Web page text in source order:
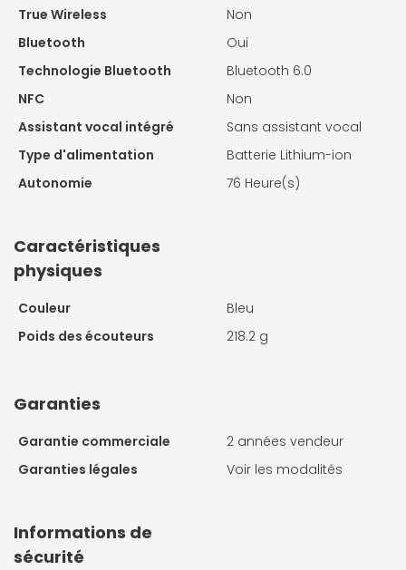
True Wireless
Non
Bluetooth
Oui
Technologie Bluetooth
Bluetooth 6.0
NFC
Non
Assistant vocal intégré
Sans assistant vocal
Type d'alimentation
Batterie Lithium-ion
Autonomie
76 Heure(s)
Caractéristiques
physiques
Couleur
Bleu
Poids des écouteurs
218.2 g
Garanties
Garantie commerciale
2 années vendeur
Garanties légales
Voir les modalités
Informations de
sécurité